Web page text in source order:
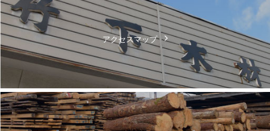
アクセスマップ